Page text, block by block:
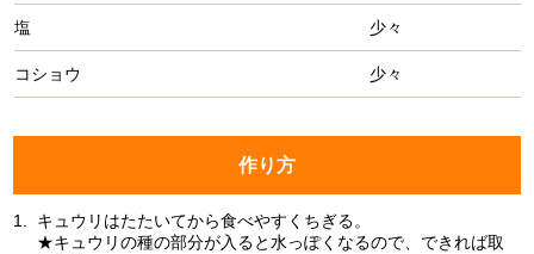
塩 少々
コショウ 少々
作り方
1.
キュウリはたたいてから食べやすくちぎる。
★キュウリの種の部分が入ると水っぽくなるので、できれば取